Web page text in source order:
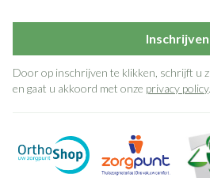
Inschrijven
Door op inschrijven te klikken, schrijft u
en gaat u akkoord met onze privacy policy.